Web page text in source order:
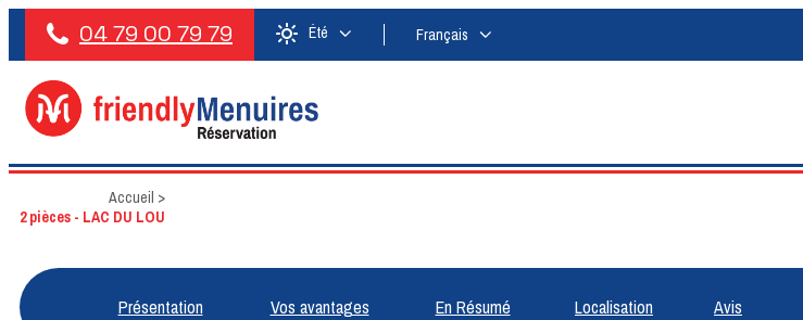
04 79 00 79 79 Été Français
Accueil >
2 pièces - LAC DU LOU
Présentation Vos avantages En Résumé Localisation Avis